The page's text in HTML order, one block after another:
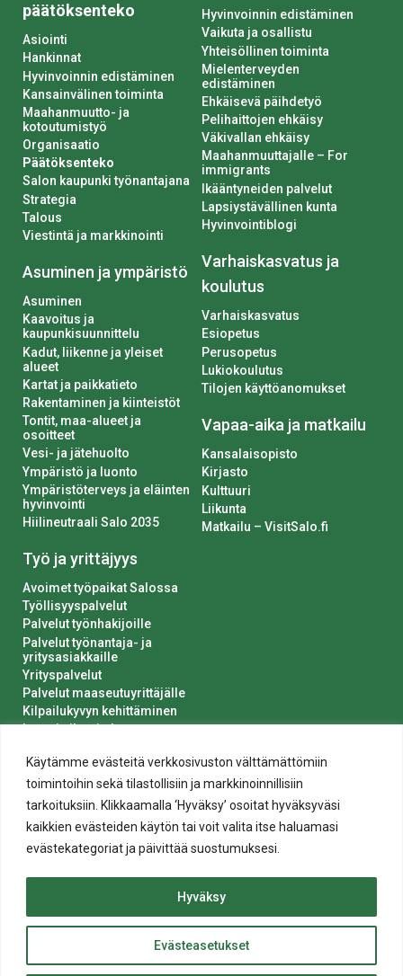
Käytämme evästeitä verkkosivuston välttämättömiin
toimintoihin sekä tilastollisiin ja markkinoinnillisiin
tarkoituksiin. Klikkaamalla ‘Hyväksy’ osoitat hyväksyväsi
kaikkien evästeiden käytön tai voit valita itse haluamasi
evästekategoriat ja päivittää suostumuksesi.
Evästeasetukset
Hyväksy
ylös
päätöksenteko
Asiointi
Hankinnat
Hyvinvoinnin edistäminen
Kansainvälinen toiminta
Maahanmuutto- ja
kotoutumistyö
Organisaatio
Päätöksenteko
Salon kaupunki työnantajana
Strategia
Talous
Viestintä ja markkinointi
Asuminen ja ympäristö
Asuminen
Kaavoitus ja
kaupunkisuunnittelu
Kadut, liikenne ja yleiset
alueet
Kartat ja paikkatieto
Rakentaminen ja kiinteistöt
Tontit, maa-alueet ja
osoitteet
Vesi- ja jätehuolto
Ympäristö ja luonto
Ympäristöterveys ja eläinten
hyvinvointi
Hiilineutraali Salo 2035
Työ ja yrittäjyys
Avoimet työpaikat Salossa
Työllisyyspalvelut
Palvelut työnhakijoille
Palvelut työnantaja- ja
yritysasiakkaille
Yrityspalvelut
Palvelut maaseutuyrittäjälle
Kilpailukyvyn kehittäminen
Luvat ja ilmoitukset
Hyvinvoinnin edistäminen
Vaikuta ja osallistu
Yhteisöllinen toiminta
Mielenterveyden
edistäminen
Ehkäisevä päihdetyö
Pelihaittojen ehkäisy
Väkivallan ehkäisy
Maahanmuuttajalle – For
immigrants
Ikääntyneiden palvelut
Lapsiystävällinen kunta
Hyvinvointiblogi
Varhaiskasvatus ja
koulutus
Varhaiskasvatus
Esiopetus
Perusopetus
Lukiokoulutus
Tilojen käyttöanomukset
Vapaa-aika ja matkailu
Kansalaisopisto
Kirjasto
Kulttuuri
Liikunta
Matkailu – VisitSalo.fi
Saavutettavuusseloste
© 2020 Salon kaupunki